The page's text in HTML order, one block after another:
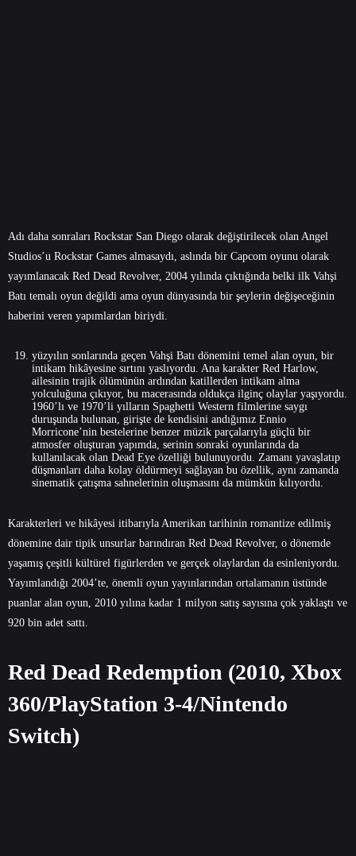
Adı daha sonraları Rockstar San Diego olarak değiştirilecek olan Angel
Studios’u Rockstar Games almasaydı, aslında bir Capcom oyunu olarak
yayımlanacak Red Dead Revolver, 2004 yılında çıktığında belki ilk Vahşi
Batı temalı oyun değildi ama oyun dünyasında bir şeylerin değişeceğinin
haberini veren yapımlardan biriydi.
yüzyılın sonlarında geçen Vahşi Batı dönemini temel alan oyun, bir
intikam hikâyesine sırtını yaslıyordu. Ana karakter Red Harlow,
ailesinin trajik ölümünün ardından katillerden intikam alma
yolculuğuna çıkıyor, bu macerasında oldukça ilginç olaylar yaşıyordu.
1960’lı ve 1970’li yılların Spaghetti Western filmlerine saygı
duruşunda bulunan, girişte de kendisini andığımız Ennio
Morricone’nin bestelerine benzer müzik parçalarıyla güçlü bir
atmosfer oluşturan yapımda, serinin sonraki oyunlarında da
kullanılacak olan Dead Eye özelliği bulunuyordu. Zamanı yavaşlatıp
düşmanları daha kolay öldürmeyi sağlayan bu özellik, aynı zamanda
sinematik çatışma sahnelerinin oluşmasını da mümkün kılıyordu.
Karakterleri ve hikâyesi itibarıyla Amerikan tarihinin romantize edilmiş
dönemine dair tipik unsurlar barındıran Red Dead Revolver, o dönemde
yaşamış çeşitli kültürel figürlerden ve gerçek olaylardan da esinleniyordu.
Yayımlandığı 2004’te, önemli oyun yayınlarından ortalamanın üstünde
puanlar alan oyun, 2010 yılına kadar 1 milyon satış sayısına çok yaklaştı ve
920 bin adet sattı.
Red Dead Redemption (2010, Xbox
360/PlayStation 3-4/Nintendo
Switch)